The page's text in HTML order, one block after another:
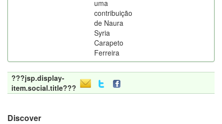
uma
contribuição
de Naura
Syria
Carapeto
Ferreira
???jsp.display-
item.social.title???
Discover